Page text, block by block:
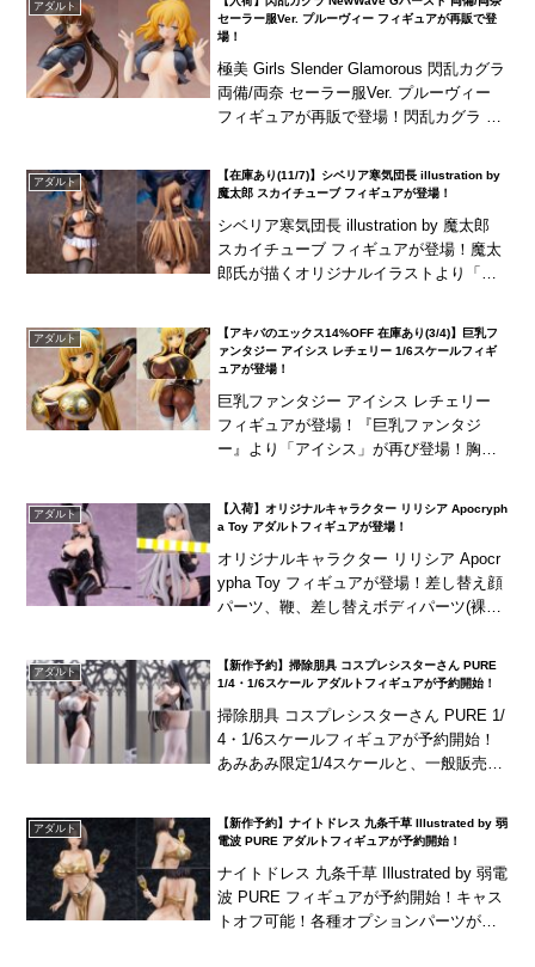
アダルト
セーラー服Ver. プルーヴィー フィギュアが再販で登
場！
極美 Girls Slender Glamorous 閃乱カグラ
両備/両奈 セーラー服Ver. プルーヴィー
フィギュアが再販で登場！閃乱カグラ Ne
アダルト
【在庫あり(11/7)】シベリア寒気団長 illustration by
魔太郎 スカイチューブ フィギュアが登場！
シベリア寒気団長 illustration by 魔太郎
スカイチューブ フィギュアが登場！魔太
郎氏が描くオリジナルイラストより「シ
アダルト
【アキバのエックス14%OFF 在庫あり(3/4)】巨乳フ
ァンタジー アイシス レチェリー 1/6スケールフィギ
ュアが登場！
巨乳ファンタジー アイシス レチェリー
フィギュアが登場！『巨乳ファンタジ
ー』より「アイシス」が再び登場！胸部
アダルト
【入荷】オリジナルキャラクター リリシア Apocryph
a Toy アダルトフィギュアが登場！
オリジナルキャラクター リリシア Apocr
ypha Toy フィギュアが登場！差し替え顔
パーツ、鞭、差し替えボディパーツ(裸仕
アダルト
【新作予約】掃除朋具 コスプレシスターさん PURE
1/4・1/6スケール アダルトフィギュアが予約開始！
掃除朋具 コスプレシスターさん PURE 1/
4・1/6スケールフィギュアが予約開始！
あみあみ限定1/4スケールと、一般販売の
アダルト
【新作予約】ナイトドレス 九条千草 Illustrated by 弱
電波 PURE アダルトフィギュアが予約開始！
ナイトドレス 九条千草 Illustrated by 弱電
波 PURE フィギュアが予約開始！キャス
トオフ可能！各種オプションパーツが付